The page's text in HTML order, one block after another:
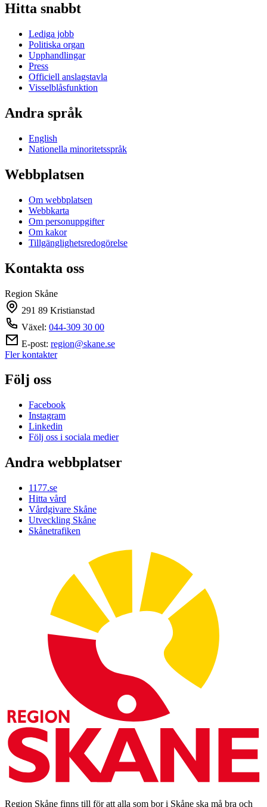
Hitta snabbt
Lediga jobb
Politiska organ
Upphandlingar
Press
Officiell anslagstavla
Visselblåsfunktion
Andra språk
English
Nationella minoritetsspråk
Webbplatsen
Om webbplatsen
Webbkarta
Om personuppgifter
Om kakor
Tillgänglighetsredogörelse
Kontakta oss
Region Skåne
291 89 Kristianstad
Växel: 044-309 30 00
E-post: region@skane.se
Fler kontakter
Följ oss
Facebook
Instagram
Linkedin
Följ oss i sociala medier
Andra webbplatser
1177.se
Hitta vård
Vårdgivare Skåne
Utveckling Skåne
Skånetrafiken
Region Skåne finns till för att alla som bor i Skåne ska må bra och